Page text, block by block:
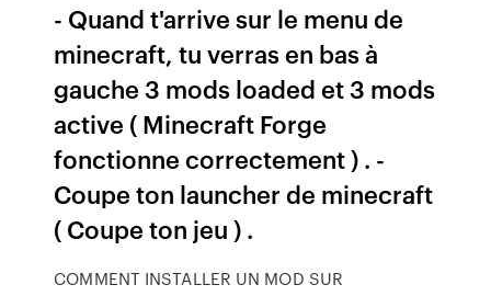
- Quand t'arrive sur le menu de
minecraft, tu verras en bas à
gauche 3 mods loaded et 3 mods
active ( Minecraft Forge
fonctionne correctement ) . -
Coupe ton launcher de minecraft
( Coupe ton jeu ) .
COMMENT INSTALLER UN MOD SUR